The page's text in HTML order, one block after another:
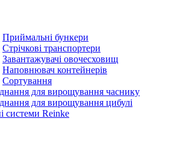
Приймальні бункери
Стрічкові транспортери
Завантажувачі овочесховищ
Наповнювач контейнерів
Сортування
для вирощування часнику
для вирощування цибулі
системи Reinke